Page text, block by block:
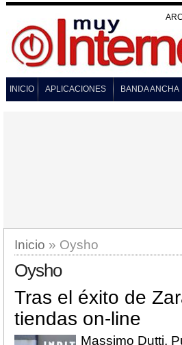
INICIO APLICACIONES BANDA ANCHA
Inicio » Oysho
Oysho
Tras el éxito de
tiendas on-line
Massimo Dutti,